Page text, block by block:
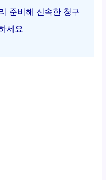
준비해 신속한 청구
세요